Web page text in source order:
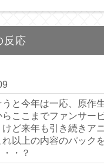
反応
と今年は一応、原作
らここまでファンサー
けど来年も引き続きア
れ以上の内容のパック
・？